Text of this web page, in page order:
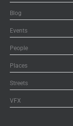
Blog
Events
People
Places
Streets
VFX